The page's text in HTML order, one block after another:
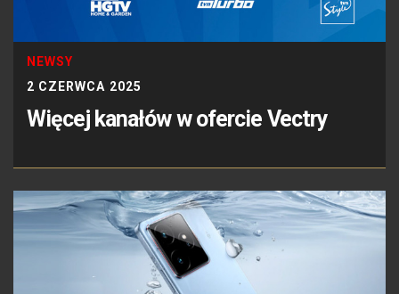
NEWSY
2 CZERWCA 2025
Więcej kanałów w ofercie Vectry